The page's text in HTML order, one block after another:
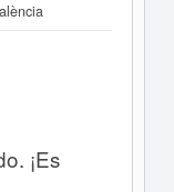
¡Es